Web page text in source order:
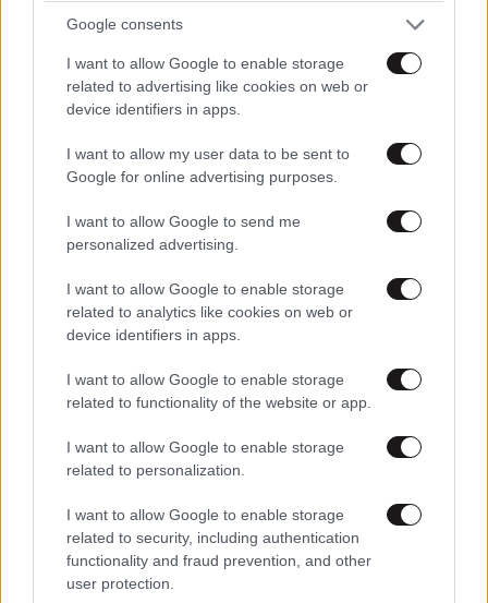
Google consents
I want to allow Google to enable storage
related to advertising like cookies on web or
device identifiers in apps.
I want to allow my user data to be sent to
Google for online advertising purposes.
I want to allow Google to send me
personalized advertising.
I want to allow Google to enable storage
related to analytics like cookies on web or
device identifiers in apps.
I want to allow Google to enable storage
related to functionality of the website or app.
I want to allow Google to enable storage
related to personalization.
I want to allow Google to enable storage
related to security, including authentication
functionality and fraud prevention, and other
user protection.
Xαρακτήρες: 0/1000
Διαβάστε και ακολουθήστε τους κανόνες σχολιασμού
Themistoklis Panou 12·09·2012 11:03
τη στιγμή που ο ίδιος ο ΕΦΕΤ αναφέρει οτι πρόκειται
για μη παθογόνο βακτήριο προς τι τόσος ντόρος. Ναι
στη ενημέρωση του καταναλωτή αλλά όχι στην
παραπληροφόρηση.